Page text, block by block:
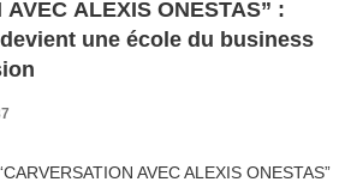
AVEC ALEXIS ONESTAS” :
une école du business